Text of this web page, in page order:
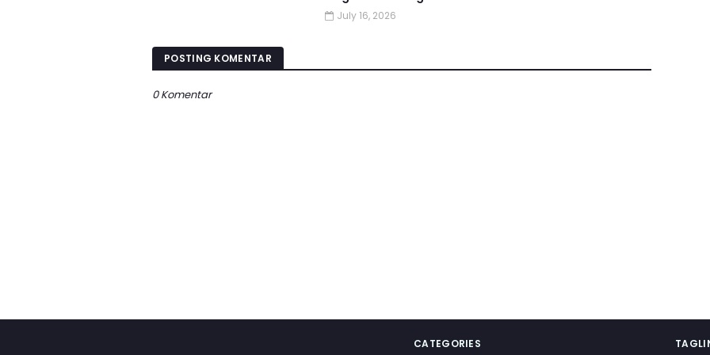
July 16, 2026
POSTING KOMENTAR
0 Komentar
CATEGORIES